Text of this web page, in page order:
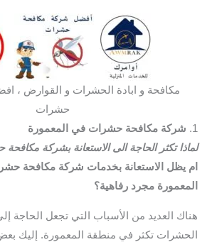
مكافحة و ابادة الحشرات و القوارض ،
حشرات
1.
شركة مكافحة حشرات في المعمورة
لماذا تكثر الحاجة الى الاستعانة بشركة
ام يظل الاستعانة بخدمات شركة مكافحة
المعمورة مجرد رفاهية؟
هناك العديد من الأسباب التي تجعل الحاجة
الحشرات تكثر في منطقة المعمورة. إليك